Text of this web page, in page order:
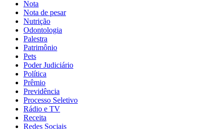
Nota
Nota de pesar
Nutrição
Odontologia
Palestra
Patrimônio
Pets
Poder Judiciário
Política
Prêmio
Previdência
Processo Seletivo
Rádio e TV
Receita
Redes Sociais